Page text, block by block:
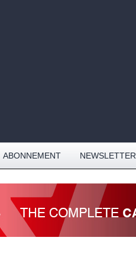
ABONNEMENT NEWSLETTER